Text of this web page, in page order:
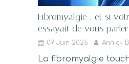
Fibromyalgie : et si
essayait de vous parler
09 Juin 2026 Annick
La fibromyalgie